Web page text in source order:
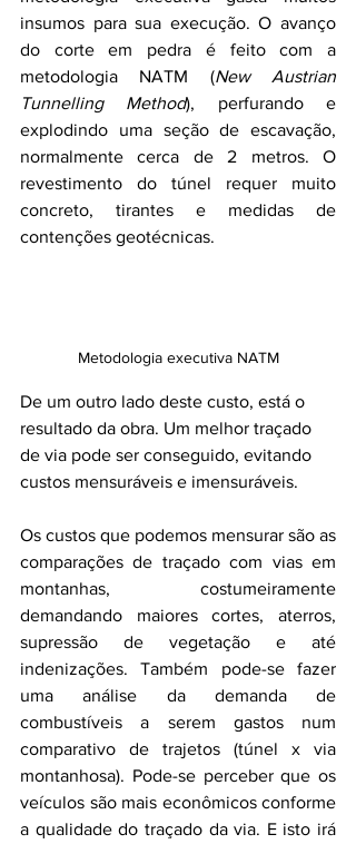
insumos para sua execução. O avanço
do corte em pedra é feito com a
metodologia NATM (New Austrian
Tunnelling Method), perfurando e
explodindo uma seção de escavação,
normalmente cerca de 2 metros. O
revestimento do túnel requer muito
concreto, tirantes e medidas de
contenções geotécnicas.
Metodologia executiva NATM
De um outro lado deste custo, está o
resultado da obra. Um melhor traçado
de via pode ser conseguido, evitando
custos mensuráveis e imensuráveis.
Os custos que podemos mensurar são as
comparações de traçado com vias em
montanhas, costumeiramente
demandando maiores cortes, aterros,
supressão de vegetação e até
indenizações. Também pode-se fazer
uma análise da demanda de
combustíveis a serem gastos num
comparativo de trajetos (túnel x via
montanhosa). Pode-se perceber que os
veículos são mais econômicos conforme
a qualidade do traçado da via. E isto irá